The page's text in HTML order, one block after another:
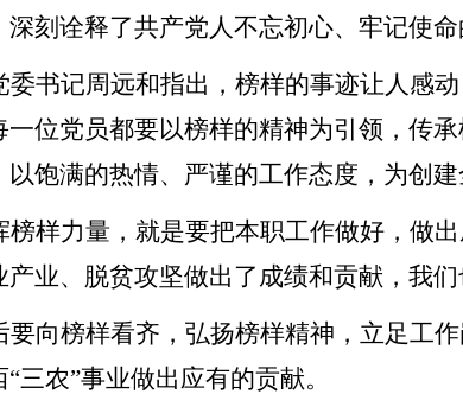
刻诠释了共产党人不忘初心、牢记使命
委书记周远和指出，榜样的事迹让人感
位党员都要以榜样的精神为引领，传
饱满的热情、严谨的工作态度，为创
榜样力量，就是要把本职工作做好，做
业、脱贫攻坚做出了成绩和贡献，我们
要向榜样看齐，弘扬榜样精神，立足工
三农”事业做出应有的贡献。